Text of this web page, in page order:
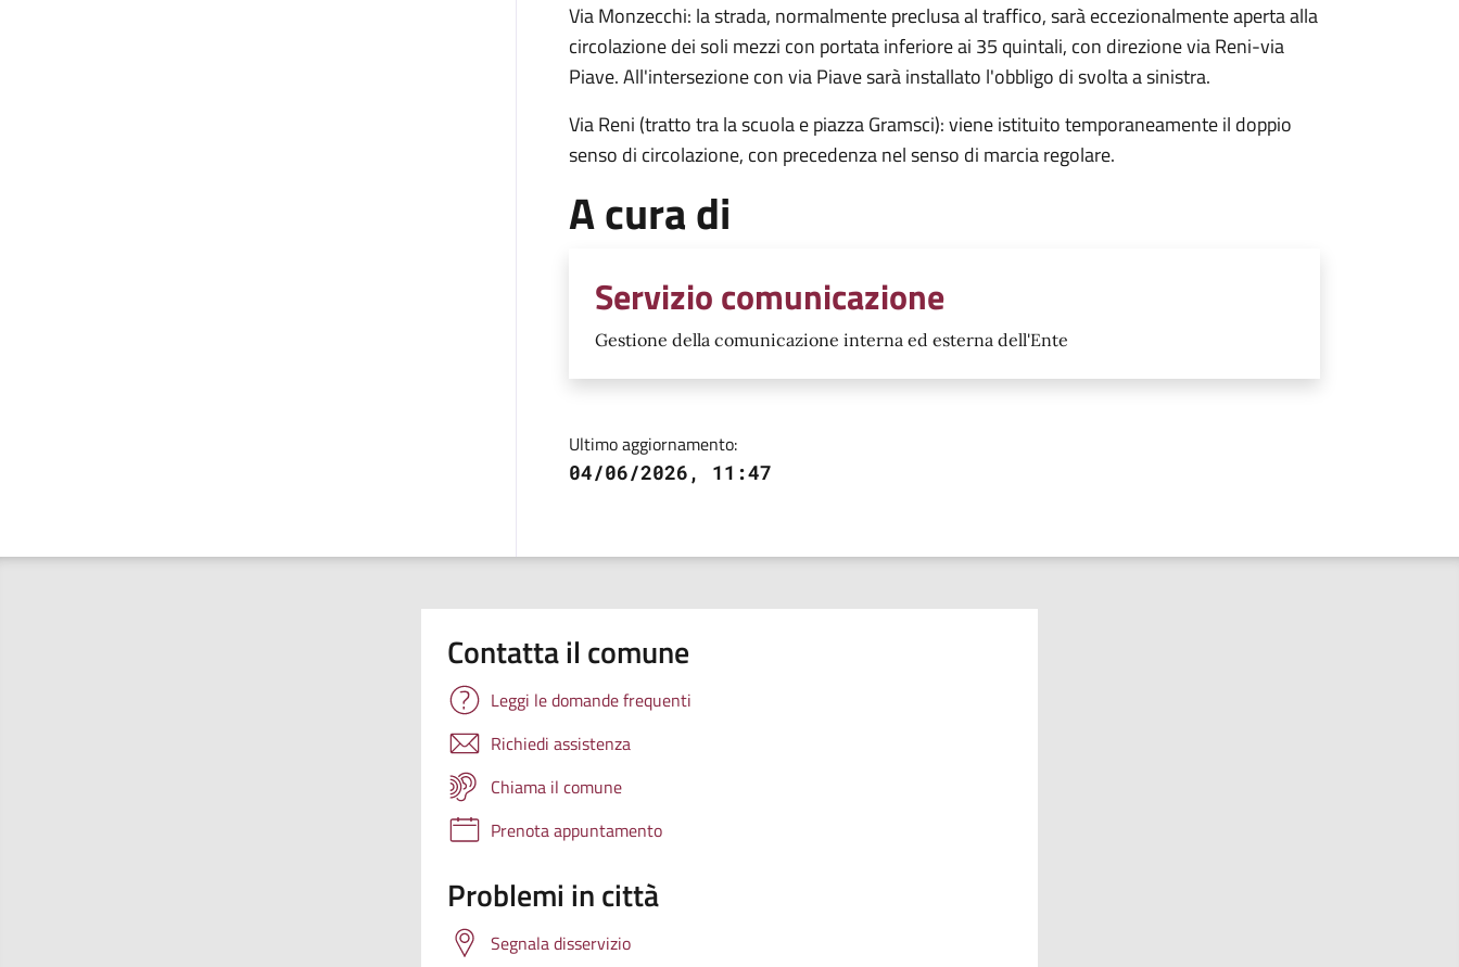
Via Monzecchi: la strada, normalmente preclusa al traffico, sarà eccezionalmente aperta alla
circolazione dei soli mezzi con portata inferiore ai 35 quintali, con direzione via Reni-via
Piave. All'intersezione con via Piave sarà installato l'obbligo di svolta a sinistra.
Via Reni (tratto tra la scuola e piazza Gramsci): viene istituito temporaneamente il doppio
senso di circolazione, con precedenza nel senso di marcia regolare.
A cura di
Servizio comunicazione
Gestione della comunicazione interna ed esterna dell'Ente
Ultimo aggiornamento:
04/06/2026, 11:47
Contatta il comune
Leggi le domande frequenti
Richiedi assistenza
Chiama il comune
Prenota appuntamento
Problemi in città
Segnala disservizio